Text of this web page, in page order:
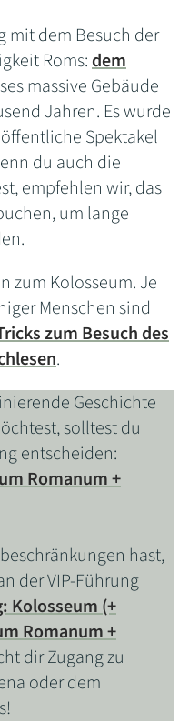
mit dem Besuch der
Roms:dem
massive Gebäude
Jahren. Es wurde
Spektakel
du auch die
empfehlen wir, das
um lange
zum Kolosseum. Je
Menschen sind
zum Besuch des
.
Geschichte
solltest du
entscheiden:
Romanum +
hast,
der VIP-Führung
Kolosseum (+
Romanum +
dir Zugang zu
oder dem